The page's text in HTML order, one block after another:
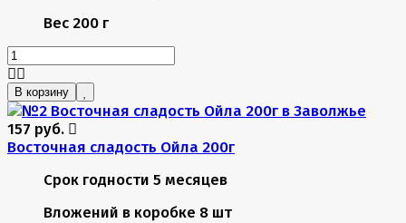
Вес 200 г
В корзину
157 руб.
Восточная сладость Ойла 200г
Срок годности 5 месяцев
Вложений в коробке 8 шт